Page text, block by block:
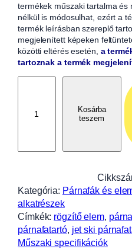
termékek műszaki tartalma
nélkül is módosulhat, ezért a
termék leírásban szereplő
megjelenített képeken
közötti eltérés esetén, a
tartoznak a termék
m
p
á
r
n
Kosárba
teszem
Kategória: Párnafák és
alkatrészek
Címkék: rögzítő elem,
párnafatartó, jet ski
Műszaki specifikációk